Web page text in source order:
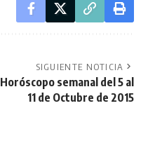
SIGUIENTE NOTICIA
Horóscopo semanal del 5 al
11 de Octubre de 2015